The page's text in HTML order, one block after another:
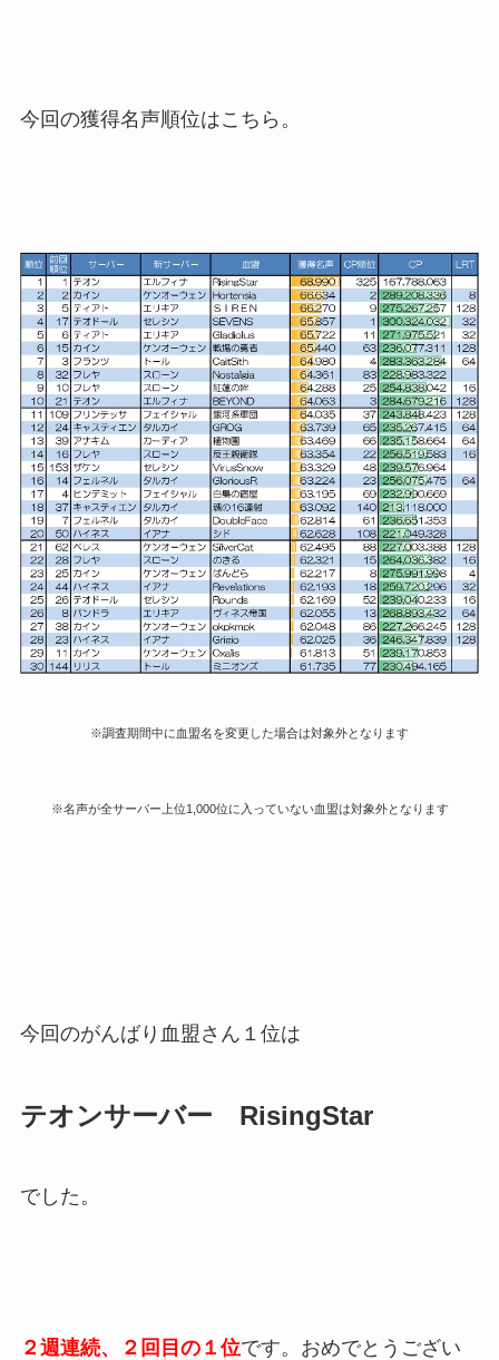
今回の獲得名声順位はこちら。
※調査期間中に血盟名を変更した場合は対象外となります
※名声が全サーバー上位1,000位に入っていない血盟は対象外となります
今回のがんばり血盟さん１位は
テオンサーバー RisingStar
でした。
２週連続、２回目の１位です。おめでとうござい